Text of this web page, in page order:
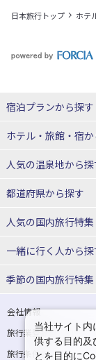
日本旅行トップ ホテ
宿泊プランから探す
北海道
東北
青森県
宮城県
山形県
関東
埼玉県
ホテル・旅館・宿
北海道ホテル・旅館
青森県ホテル・旅館
宮城県ホテル・旅館
山形県ホテル・旅館
東京都ホテル・旅館
人気の温泉地から探
北海道
湯の川温泉(北海道)
十勝川温泉(北海道)
洞爺湖温泉(北海道)
層雲峡温泉(北海道)
東北
都道府県から探す
北海道旅行・ツアー
東北
青森旅行・ツアー
宮城旅行・ツアー
人気の国内旅行特集
東京ディズニーリゾー
一緒に行く人から探
一人旅 国内版
カップル・夫婦旅行
卒業旅行・学生旅行
季節の国内旅行特集
桜・お花見特集
夏休み・お盆の国内
会社情報
旅行業登録票・約款
旅行条件書
当社サイト
供する目的及
とを目的に